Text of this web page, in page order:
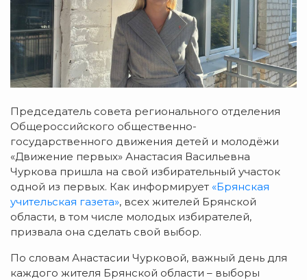
Председатель совета регионального отделения
Общероссийского общественно-
государственного движения детей и молодёжи
«Движение первых» Анастасия Васильевна
Чуркова пришла на свой избирательный участок
одной из первых. Как информирует «Брянская
учительская газета», всех жителей Брянской
области, в том числе молодых избирателей,
призвала она сделать свой выбор.
По словам Анастасии Чурковой, важный день для
каждого жителя Брянской области – выборы